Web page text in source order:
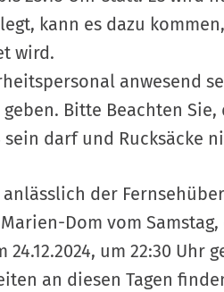
kann es dazu
wird.
anwesend
Bitte Beachten Sie,
sein darf und Rucksäcke
der
Dom vom Samstag,
um 22:30 Uhr
an diesen Tagen